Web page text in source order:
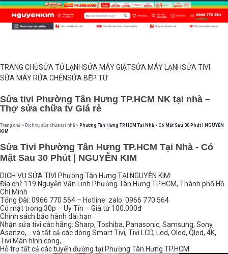
TRANG CHỦSỬA TỦ LẠNHSỬA MÁY GIẶTSỬA MÁY LẠNHSỬA TIVI
SỬA MÁY RỬA CHÉNSỬA BẾP TỪ
Sửa tivi Phường Tân Hưng TP.HCM NK tại nhà –
Thợ sửa chữa tv Giá rẻ
Trang chủ > Dịch vụ sửa chữa tại nhà > Phường Tân Hưng TP.HCM Tại Nhà - Có Mặt Sau 30 Phút | NGUYỄN
KIM
Sửa Tivi Phường Tân Hưng TP.HCM Tại Nhà - Có
Mặt Sau 30 Phút | NGUYỄN KIM
DỊCH VỤ SỬA TIVI Phường Tân Hưng TẠI NGUYỄN KIM:
Địa chỉ: 119 Nguyễn Văn Linh Phường Tân Hưng TP.HCM, Thành phố Hồ
Chí Minh
Tổng Đài: 0966 770 564 – Hotline: zalo: 0966 770 564
Có mặt trong 30p – Uy Tín – Giá từ 100.000đ
Chính sách bảo hành dài hạn
Nhận sửa tivi các hãng: Sharp, Toshiba, Panasonic, Samsung, Sony,
Asanzo,… và tất cả các dòng Smart Tivi, Tivi LCD, Led, Oled, Qled, 4K,
Tivi Màn hình cong,…
Hỗ trợ tất cả các tuyến đường tại Phường Tân Hưng TP.HCM